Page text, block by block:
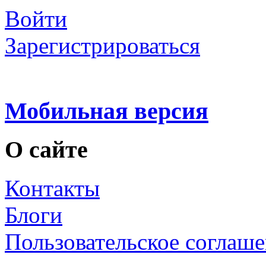
Войти
Зарегистрироваться
Мобильная версия
О сайте
Контакты
Блоги
Пользовательское